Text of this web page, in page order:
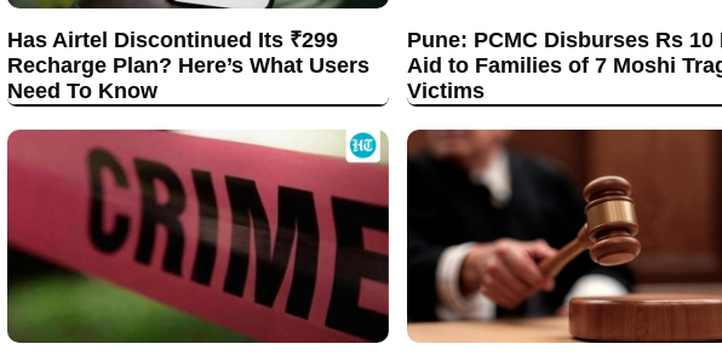
Has Airtel Discontinued Its ₹299
Recharge Plan? Here’s What Users
Need To Know
Pune: PCMC Disburses Rs 10
Aid to Families of 7 Moshi
Victims